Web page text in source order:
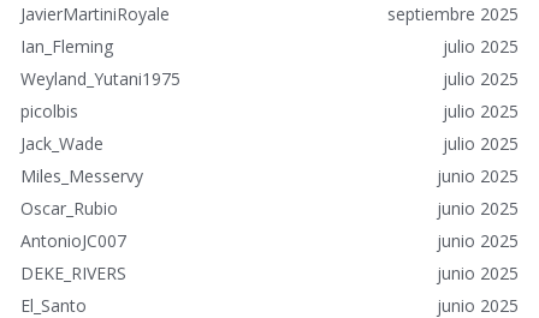
d
o
s
septiembre 2025
JavierMartiniRoyale
julio 2025
Ian_Fleming
julio 2025
Weyland_Yutani1975
julio 2025
picolbis
julio 2025
Jack_Wade
junio 2025
Miles_Messervy
junio 2025
Oscar_Rubio
junio 2025
AntonioJC007
junio 2025
DEKE_RIVERS
junio 2025
El_Santo